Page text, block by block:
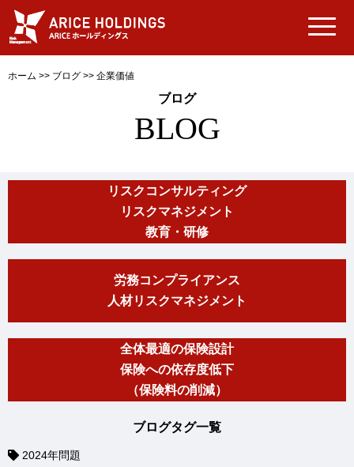
ホーム >> ブログ >> 企業価値
ブログ
BLOG
リスクコンサルティング
リスクマネジメント
教育・研修
労務コンプライアンス
人材リスクマネジメント
全体最適の保険設計
保険への依存度低下
（保険料の削減）
ブログタグ一覧
2024年問題